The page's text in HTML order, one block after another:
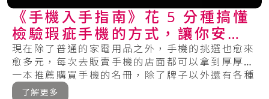
《手機入手指南》花 5 分種搞懂
檢驗瑕疵手機的方式，讓你安心
購物
現在除了普通的家電用品之外，手機的挑選也愈來
愈多元，每次去販賣手機的店面都可以拿到厚厚的
一本推薦購買手機的名冊，除了牌子以外還有各種
的型.....
了解更多